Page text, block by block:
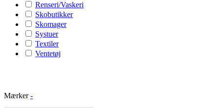
Renseri/Vaskeri
Skobutikker
Skomager
Systuer
Textiler
Ventetøj
Mærker -